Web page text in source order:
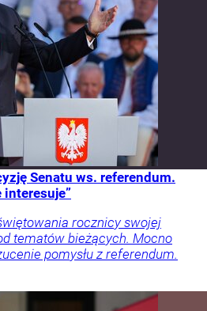
Senatu ws. referendum.
interesuje”
rocznicy swojej
tematów bieżących. Mocno
pomysłu z referendum.